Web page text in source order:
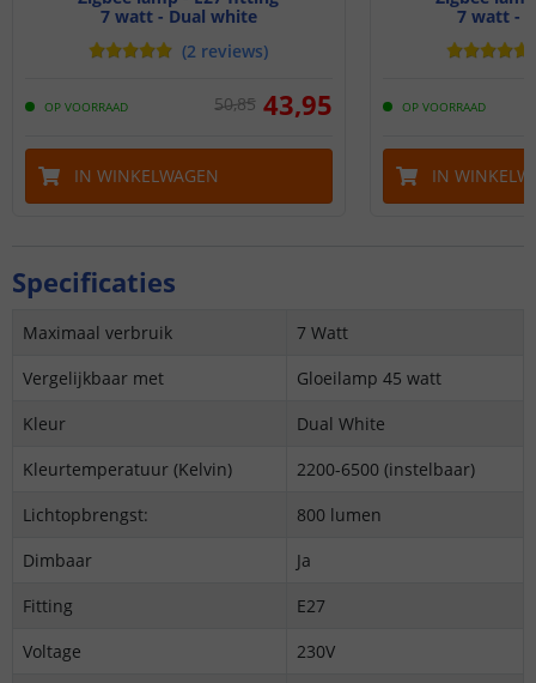
7 watt - Dual white
(2 reviews)
OP VOORRAAD 50,85 43,95
IN WINKELWAGEN
7 watt -
OP VOORRAAD
IN
Specificaties
Maximaal verbruik
7 Watt
Vergelijkbaar met
Gloeilamp 45 watt
Kleur
Dual White
Kleurtemperatuur (Kelvin)
2200-6500 (instelbaar)
Lichtopbrengst:
800 lumen
Dimbaar
Ja
Fitting
E27
Voltage
230V